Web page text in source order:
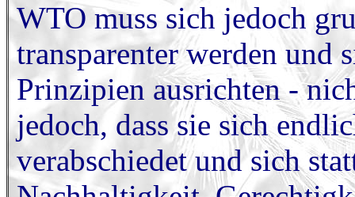
WTO muss sich jedoch
transparenter werden und
Prinzipien ausrichten -
jedoch, dass sie sich
verabschiedet und sich